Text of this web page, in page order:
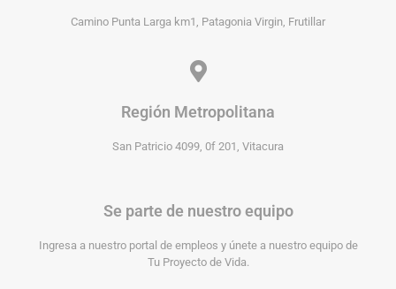
Camino Punta Larga km1, Patagonia Virgin, Frutillar
Región Metropolitana
San Patricio 4099, 0f 201, Vitacura
Se parte de nuestro equipo
Ingresa a nuestro portal de empleos y únete a nuestro equipo de
Tu Proyecto de Vida.